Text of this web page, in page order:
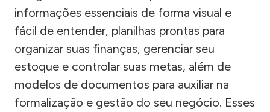
informações essenciais de forma visual e
fácil de entender, planilhas prontas para
organizar suas finanças, gerenciar seu
estoque e controlar suas metas, além de
modelos de documentos para auxiliar na
formalização e gestão do seu negócio. Esses